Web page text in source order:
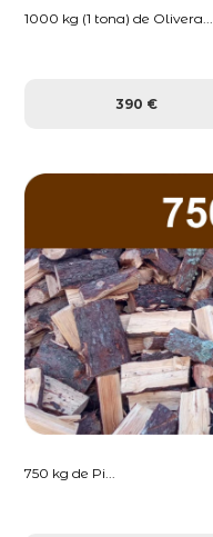
1000 kg (1 tona) de Olivera...
390 €
750 kg de Pi...